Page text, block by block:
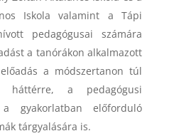
Iskola valamint a Tápi
pedagógusai számára
a tanórákon alkalmazott
a módszertanon túl
a pedagógusi
gyakorlatban előforduló
tárgyalására is.